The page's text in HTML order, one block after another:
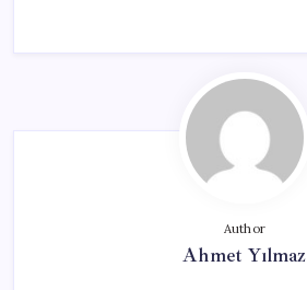
Author
Ahmet Yılmaz